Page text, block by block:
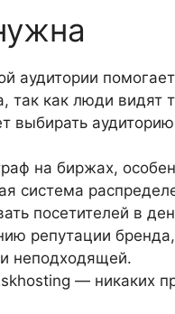
аудитории
как люди видят
выбирать
на биржах,
система
посетителей в
репутации
неподходящей.
— никаких